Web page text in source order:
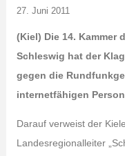
27. Juni 2011
(Kiel) Die 14. Kammer
Schleswig hat der
gegen die
internetfähigen
Darauf verweist der
Landesregionalleiter